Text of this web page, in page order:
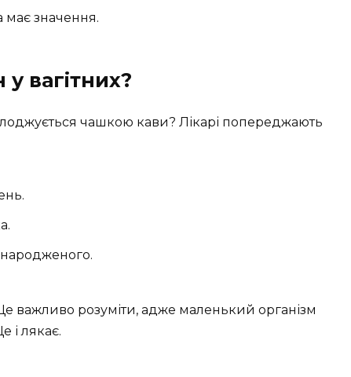
має значення.
вагітних?
чашкою кави? Лікарі попереджають
важливо розуміти, адже маленький організм
і лякає.